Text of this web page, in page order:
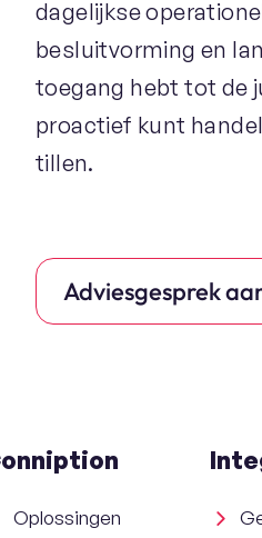
dagelijkse
besluitvorming en
toegang hebt tot de
proactief kunt
tillen.
Adviesgesprek
Oplossingen